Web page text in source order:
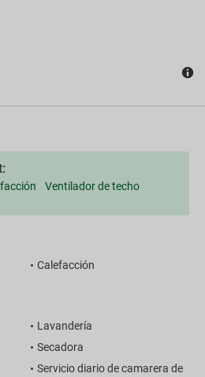
Ventilador de techo
Calefacción
Lavandería
Secadora
Servicio diario de camarera de